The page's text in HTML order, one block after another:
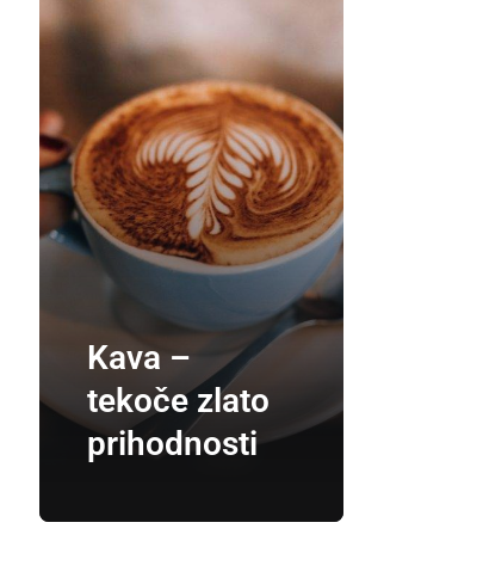
Kava –
tekoče zlato
prihodnosti